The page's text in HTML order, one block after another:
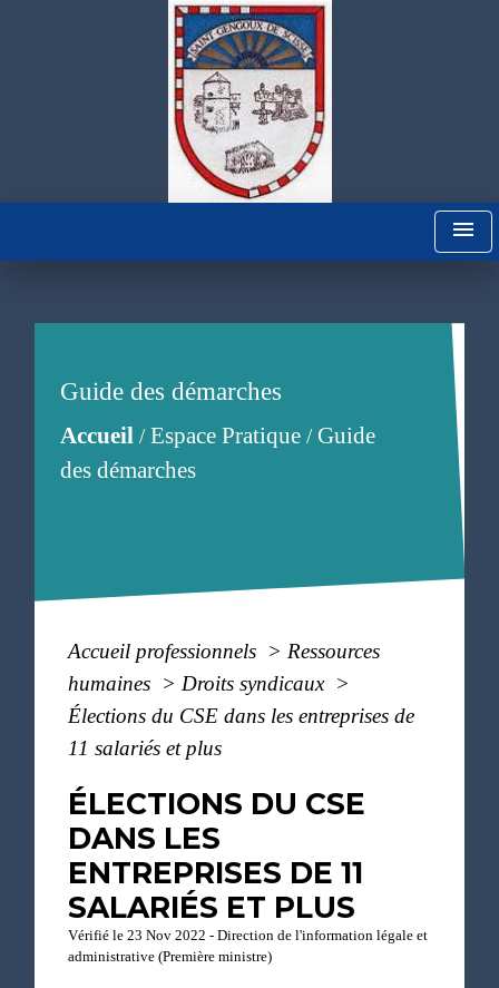
menu
Guide des démarches
Accueil/Espace Pratique/Guide
des démarches
Accueil professionnels > Ressources
humaines > Droits syndicaux >
Élections du CSE dans les entreprises de
11 salariés et plus
ÉLECTIONS DU CSE
DANS LES
ENTREPRISES DE 11
SALARIÉS ET PLUS
Vérifié le 23 Nov 2022 - Direction de l'information légale et
administrative (Première ministre)